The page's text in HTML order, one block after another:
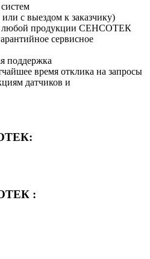
с выездом к заказчику)
любой продукции СЕНСОТЕК
сервисное
поддержка
время отклика на запросы
датчиков и
: